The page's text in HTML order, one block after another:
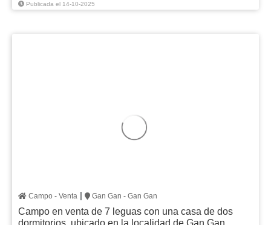
Publicada el 14-10-2025
Campo - Venta | Gan Gan - Gan Gan
Campo en venta de 7 leguas con una casa de dos